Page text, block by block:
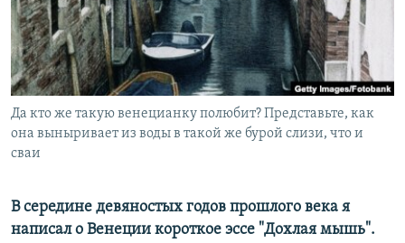
РАСПИСАНИЕ ВЕЩАНИЯ
ПОДПИШИТЕСЬ НА РАССЫЛКУ
СОЦИАЛЬНЫЕ СЕТИ
Все сайты РСЕ/РС
Да кто же такую венецианку полюбит? Представьте, как
она выныривает из воды в такой же бурой слизи, что и
сваи
В середине девяностых годов прошлого века я
написал о Венеции короткое эссе "Дохлая мышь".